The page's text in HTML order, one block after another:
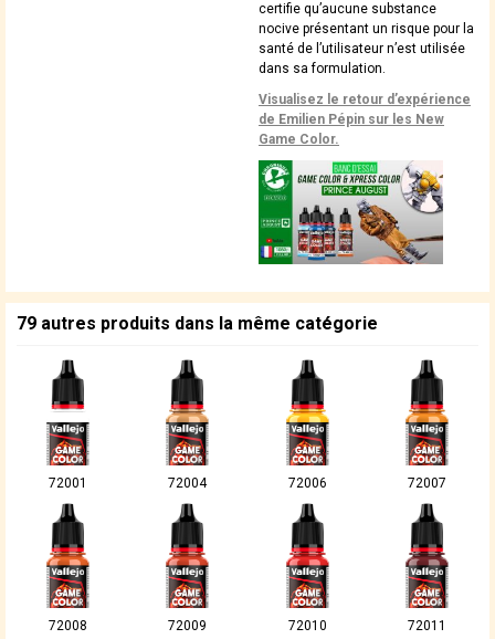
certifie qu’aucune substance
nocive présentant un risque pour la
santé de l’utilisateur n’est utilisée
dans sa formulation.
Visualisez le retour d’expérience
de Emilien Pépin sur les New
Game Color.
79 autres produits dans la même catégorie
72001 72004 72006 72007
72008 72009 72010 72011